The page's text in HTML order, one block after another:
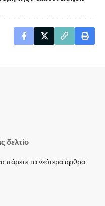
δελτίο
πάρετε τα νεότερα άρθρα